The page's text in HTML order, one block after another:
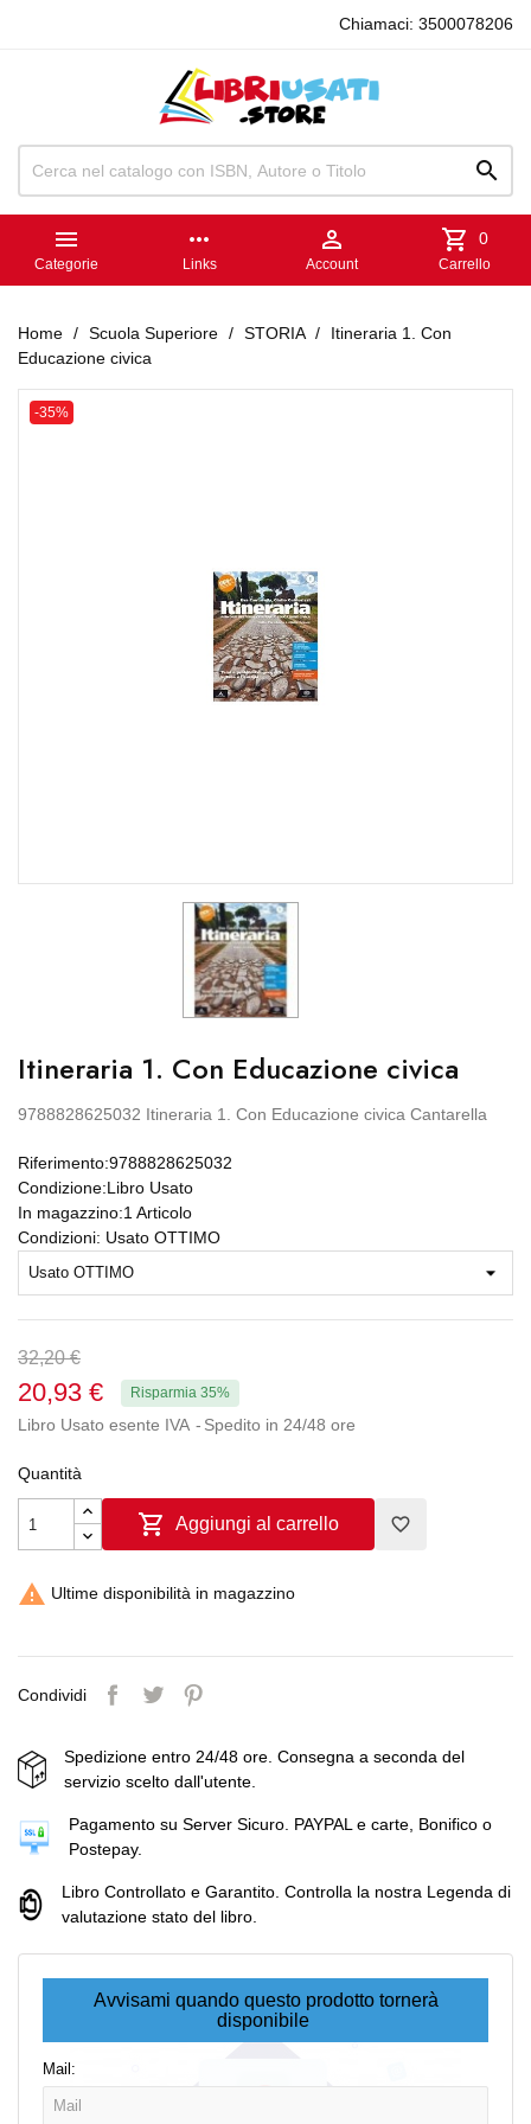
Chiamaci: 3500078206


Categorie
more_horiz
Links

Account
shopping_cart 0
Carrello
Home Scuola Superiore STORIA
Itineraria 1. Con
Educazione civica
-35%
Itineraria 1. Con Educazione civica
9788828625032 Itineraria 1. Con Educazione civica Cantarella
Riferimento:9788828625032
Condizione:Libro Usato
In magazzino:1 Articolo
Condizioni: Usato OTTIMO
32,20 €
20,93 € Risparmia 35%
Libro Usato esente IVA Spedito in 24/48 ore
Quantità
 Aggiungi al carrello favorite_border
 Ultime disponibilità in magazzino
Condividi
Spedizione entro 24/48 ore. Consegna a seconda del
servizio scelto dall'utente.
Pagamento su Server Sicuro. PAYPAL e carte, Bonifico o
Postepay.
Libro Controllato e Garantito. Controlla la nostra Legenda di
valutazione stato del libro.
Avvisami quando questo prodotto tornerà
disponibile
Mail: